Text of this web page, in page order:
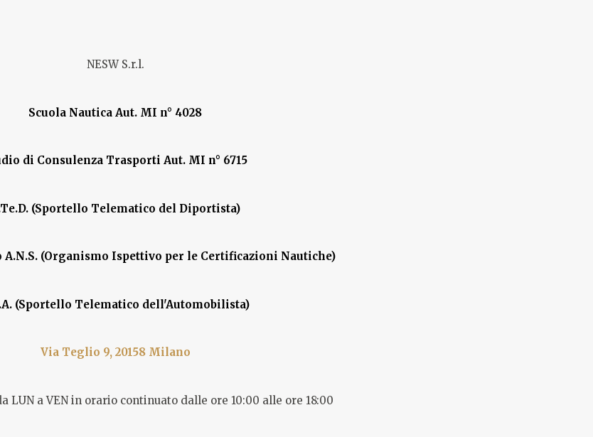
NESW S.r.l.
Scuola Nautica Aut. MI n° 4028
di Consulenza Trasporti Aut. MI n° 6715
(Sportello Telematico del Diportista)
(Organismo Ispettivo per le Certificazioni Nautiche)
(Sportello Telematico dell'Automobilista)
Via Teglio 9, 20158 Milano
LUN a VEN in orario continuato dalle ore 10:00 alle ore 18:00